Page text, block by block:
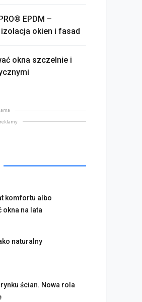
EPDM –
okien i fasad
okna szczelnie i
komfortu albo
okna na lata
naturalny
ścian. Nowa rola